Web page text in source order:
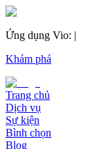
Ứng dụng Vio: |
Khám phá
Trang chủ
Dịch vụ
Sự kiện
Bình chọn
Blog